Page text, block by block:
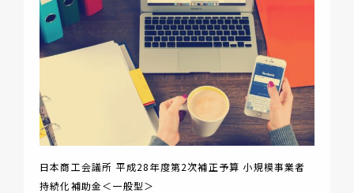
日本商工会議所 平成28年度第2次補正予算 小規模事業者
持続化補助金＜一般型＞